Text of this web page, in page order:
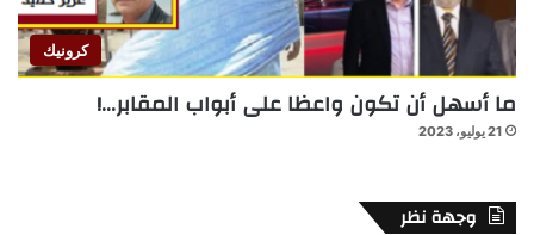
كرونيك
ما أسهل أن تكون واعظا على أبواب المقابر…!
21 يوليو، 2023
وجهة نظر